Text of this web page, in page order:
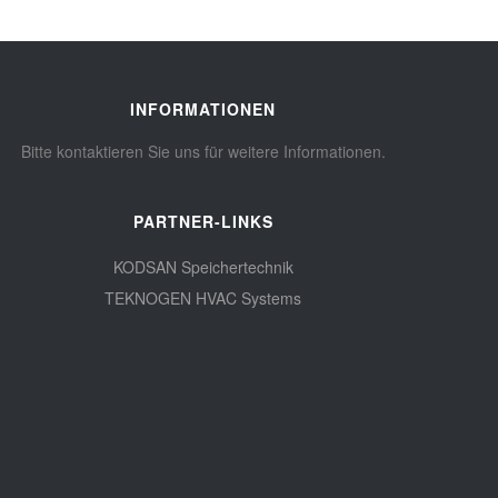
INFORMATIONEN
Bitte kontaktieren Sie uns für weitere Informationen.
PARTNER-LINKS
KODSAN Speichertechnik
TEKNOGEN HVAC Systems